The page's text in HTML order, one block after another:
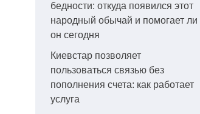
бедности: откуда появился этот
народный обычай и помогает ли
он сегодня
Киевстар позволяет
пользоваться связью без
пополнения счета: как работает
услуга